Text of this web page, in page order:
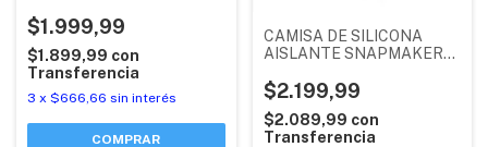
$1.999,99
$1.899,99 con
Transferencia
3 x $666,66 sin interés
CAMISA DE SILICONA
AISLANTE SNAPMAKER
$2.199,99
$2.089,99 con
Transferencia